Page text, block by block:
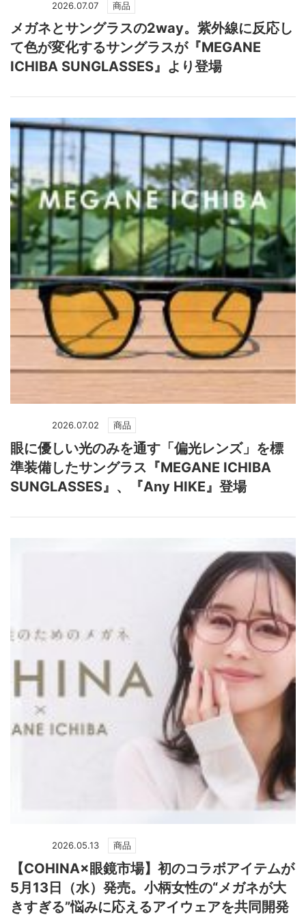
2026.07.07 商品
メガネとサングラスの2way。紫外線に反応し
て色が変化するサングラスが『MEGANE
ICHIBA SUNGLASSES』より登場
2026.07.02 商品
眼に優しい光のみを通す「偏光レンズ」を標
準装備したサングラス『MEGANE ICHIBA
SUNGLASSES』、『Any HIKE』登場
2026.05.13 商品
【COHINA×眼鏡市場】初のコラボアイテムが
5月13日（水）発売。小柄女性の“メガネが大
きすぎる”悩みに応えるアイウェアを共同開発